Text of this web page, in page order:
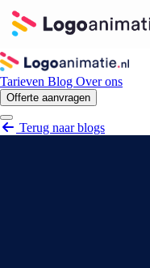
Tarieven Blog Over ons
Offerte aanvragen
Open menu
Terug naar blogs